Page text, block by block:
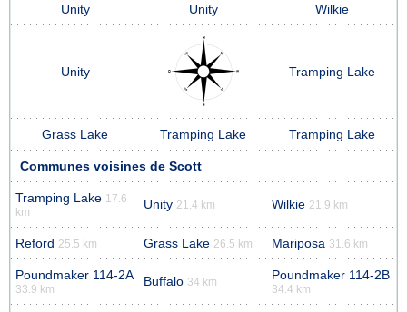
Unity Unity Wilkie
Unity Tramping Lake
Grass Lake Tramping Lake Tramping Lake
Communes voisines de Scott
Tramping Lake 17.6
km
Unity 21.4 km Wilkie 21.9 km
Reford 25.5 km Grass Lake 26.5 km Mariposa 31.6 km
Poundmaker 114-2A
33.9 km
Buffalo 34 km Poundmaker 114-2B
34.4 km